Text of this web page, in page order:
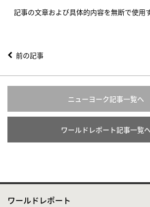
記事の文章および具体的内容を無断で使用
前の記事
ニューヨーク記事一覧へ
ワールドレポート記事一覧へ
ワールドレポート